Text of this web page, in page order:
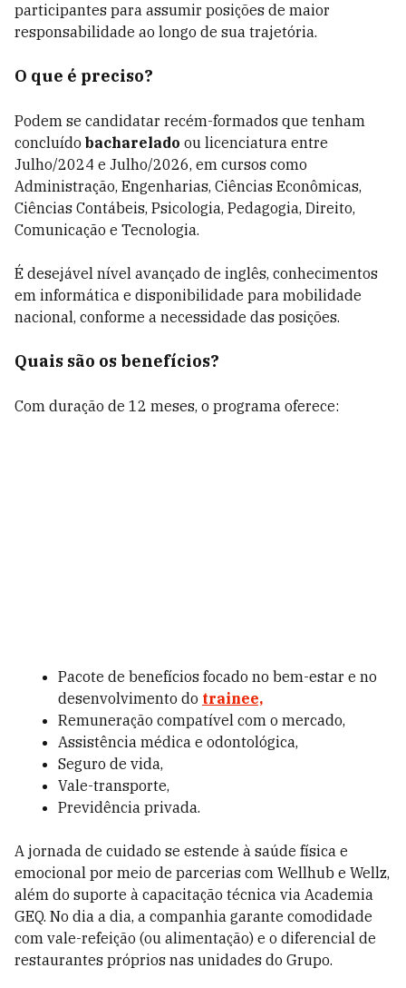
participantes para assumir posições de maior
responsabilidade ao longo de sua trajetória.
O que é preciso?
Podem se candidatar recém-formados que tenham
concluído bacharelado ou licenciatura entre
Julho/2024 e Julho/2026, em cursos como
Administração, Engenharias, Ciências Econômicas,
Ciências Contábeis, Psicologia, Pedagogia, Direito,
Comunicação e Tecnologia.
É desejável nível avançado de inglês, conhecimentos
em informática e disponibilidade para mobilidade
nacional, conforme a necessidade das posições.
Quais são os benefícios?
Com duração de 12 meses, o programa oferece:
Pacote de benefícios focado no bem-estar e no
desenvolvimento do trainee,
Remuneração compatível com o mercado,
Assistência médica e odontológica,
Seguro de vida,
Vale-transporte,
Previdência privada.
A jornada de cuidado se estende à saúde física e
emocional por meio de parcerias com Wellhub e Wellz,
além do suporte à capacitação técnica via Academia
GEQ. No dia a dia, a companhia garante comodidade
com vale-refeição (ou alimentação) e o diferencial de
restaurantes próprios nas unidades do Grupo.